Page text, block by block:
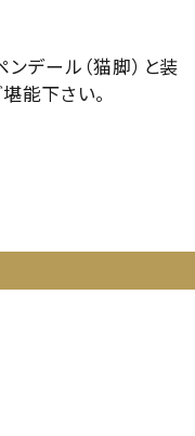
デール（猫脚）と装
能下さい。